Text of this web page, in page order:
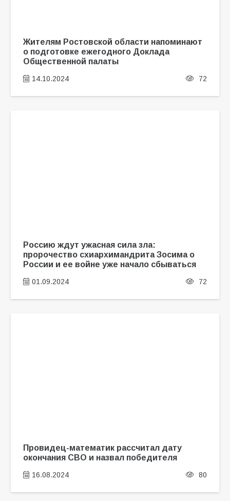
Жителям Ростовской области напоминают
о подготовке ежегодного Доклада
Общественной палаты
14.10.2024 72
Россию ждут ужасная сила зла:
пророчество схиархимандрита Зосима о
России и ее войне уже начало сбываться
01.09.2024 72
Провидец-математик рассчитал дату
окончания СВО и назвал победителя
16.08.2024 80